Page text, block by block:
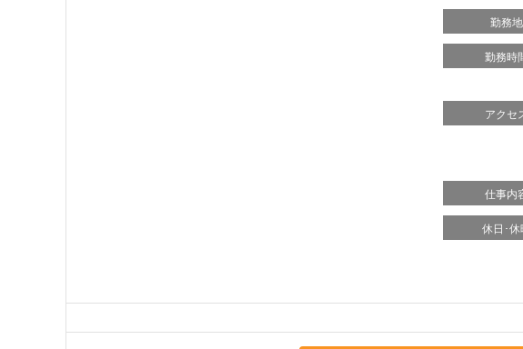
勤務地
勤務時
アクセ
仕事内
休日･休